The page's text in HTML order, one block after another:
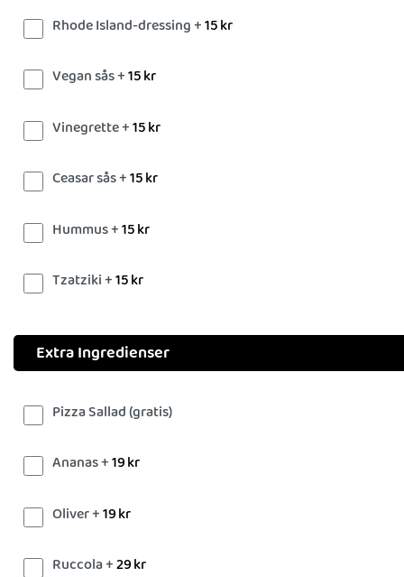
Rhode Island-dressing +15kr
Vegan sås +15kr
Vinegrette +15kr
Ceasar sås +15kr
Hummus +15kr
Tzatziki +15kr
Extra Ingredienser
Pizza Sallad (gratis)
Ananas +19kr
Oliver +19kr
Ruccola +29kr